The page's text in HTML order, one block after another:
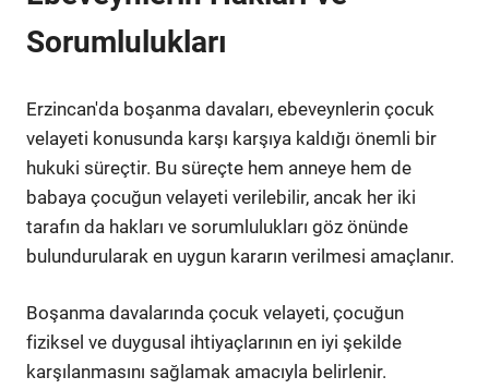
Sorumlulukları
Erzincan'da boşanma davaları, ebeveynlerin çocuk
velayeti konusunda karşı karşıya kaldığı önemli bir
hukuki süreçtir. Bu süreçte hem anneye hem de
babaya çocuğun velayeti verilebilir, ancak her iki
tarafın da hakları ve sorumlulukları göz önünde
bulundurularak en uygun kararın verilmesi amaçlanır.
Boşanma davalarında çocuk velayeti, çocuğun
fiziksel ve duygusal ihtiyaçlarının en iyi şekilde
karşılanmasını sağlamak amacıyla belirlenir.